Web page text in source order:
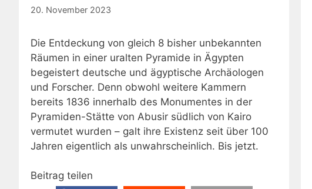
20. November 2023
Die Entdeckung von gleich 8 bisher unbekannten
Räumen in einer uralten Pyramide in Ägypten
begeistert deutsche und ägyptische Archäologen
und Forscher. Denn obwohl weitere Kammern
bereits 1836 innerhalb des Monumentes in der
Pyramiden-Stätte von Abusir südlich von Kairo
vermutet wurden – galt ihre Existenz seit über 100
Jahren eigentlich als unwahrscheinlich. Bis jetzt.
Beitrag teilen